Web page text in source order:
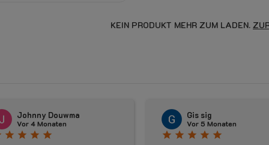
KEIN PRODUKT MEHR ZUM LADEN.
Johnny Douwma
Vor 4 Monaten
star star star star
Gis sig
Vor 5 Monaten
star star star star star